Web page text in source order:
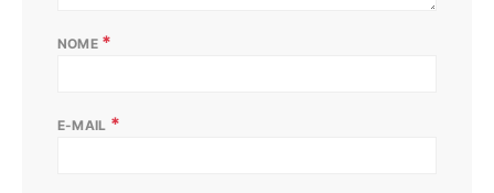
NOME *
E-MAIL *